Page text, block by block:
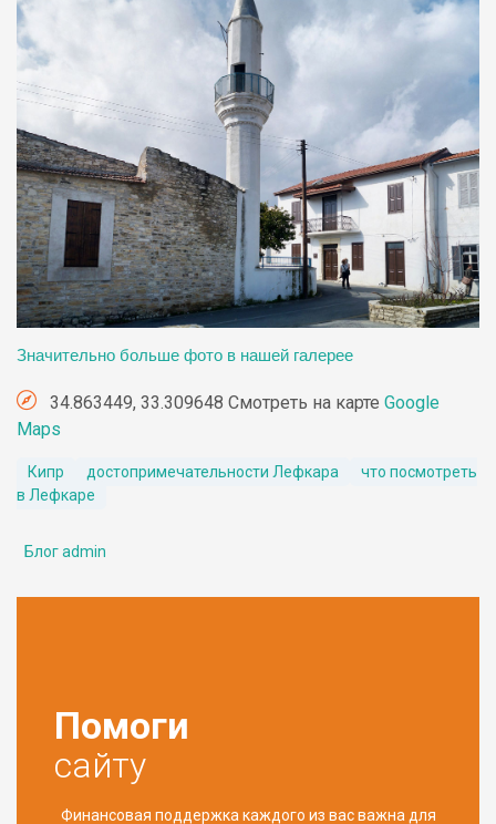
Значительно больше фото в нашей галерее
34.863449, 33.309648 Смотреть на карте Google
Maps
Кипр достопримечательности Лефкара
что посмотреть
в Лефкаре
Блог admin
Помоги
сайту
Финансовая поддержка каждого из вас важна для